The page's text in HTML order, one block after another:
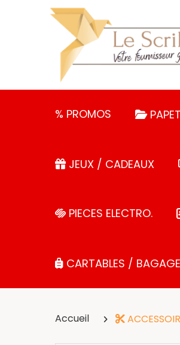
% PROMOS
JEUX / CADEAUX
PIECES ELECTRO.
CARTABLES /
Accueil